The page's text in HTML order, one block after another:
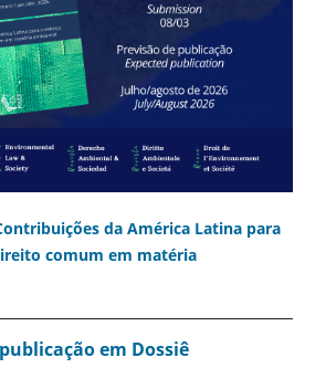
da América Latina para
comum em matéria
em Dossiê